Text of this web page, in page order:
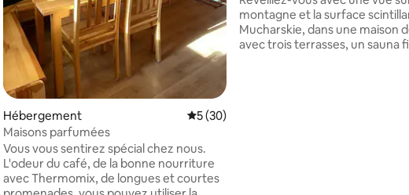
Hébergement Évaluation moyenne sur la base de 30
5 (30)
Maisons parfumées
Vous vous sentirez spécial chez nous.
L'odeur du café, de la bonne nourriture
avec Thermomix, de longues et courtes
montagne et la surface
Mucharskie, dans une maison
avec trois terrasses, un sauna